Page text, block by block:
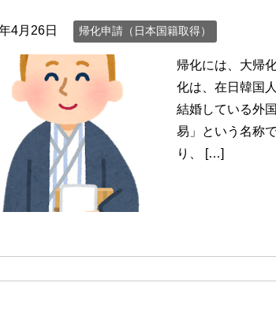
4月26日 帰化申請（日本国籍取得）
帰化には、大帰
化は、在日韓国
結婚している外
易」という名称
り、 […]